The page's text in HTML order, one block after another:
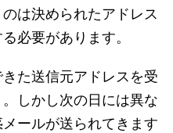
は決められたアドレス
必要があります。
た送信元アドレスを受
しかし次の日には異な
ールが送られてきます